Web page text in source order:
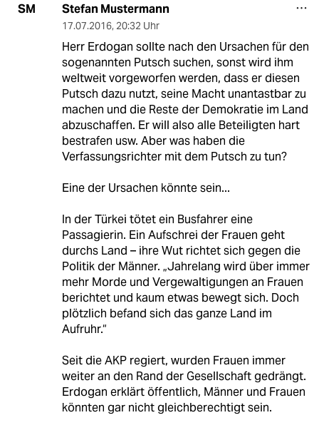
SM Stefan Mustermann
17.07.2016, 20:32 Uhr
Herr Erdogan sollte nach den Ursachen für den
sogenannten Putsch suchen, sonst wird ihm
weltweit vorgeworfen werden, dass er diesen
Putsch dazu nutzt, seine Macht unantastbar zu
machen und die Reste der Demokratie im Land
abzuschaffen. Er will also alle Beteiligten hart
bestrafen usw. Aber was haben die
Verfassungsrichter mit dem Putsch zu tun?
Eine der Ursachen könnte sein...
In der Türkei tötet ein Busfahrer eine
Passagierin. Ein Aufschrei der Frauen geht
durchs Land – ihre Wut richtet sich gegen die
Politik der Männer. „Jahrelang wird über immer
mehr Morde und Vergewaltigungen an Frauen
berichtet und kaum etwas bewegt sich. Doch
plötzlich befand sich das ganze Land im
Aufruhr.“
Seit die AKP regiert, wurden Frauen immer
weiter an den Rand der Gesellschaft gedrängt.
Erdogan erklärt öffentlich, Männer und Frauen
könnten gar nicht gleichberechtigt sein.